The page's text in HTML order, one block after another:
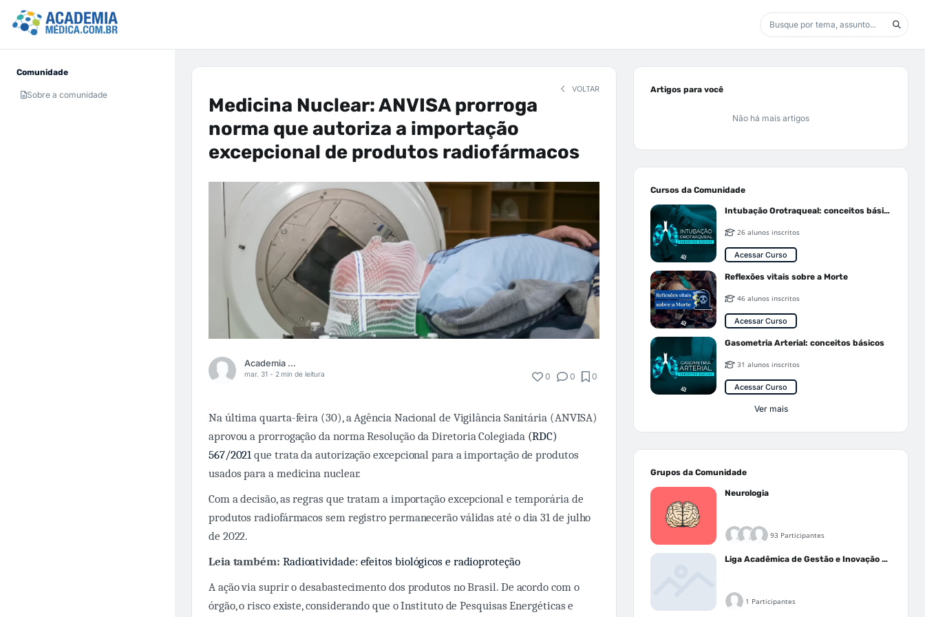
Comunidade
Sobre a comunidade
VOLTAR
Medicina Nuclear: ANVISA prorroga
norma que autoriza a importação
excepcional de produtos radiofármacos
Academia Médica
mar. 31 - 2 min de leitura 0 0 0
Na última quarta-feira (30), a Agência Nacional de Vigilância Sanitária (ANVISA)
aprovou a prorrogação da norma Resolução da Diretoria Colegiada (RDC)
567/2021 que trata da autorização excepcional para a importação de produtos
usados para a medicina nuclear.
Com a decisão, as regras que tratam a importação excepcional e temporária de
produtos radiofármacos sem registro permanecerão válidas até o dia 31 de julho
de 2022.
Leia também: Radioatividade: efeitos biológicos e radioproteção
A ação via suprir o desabastecimento dos produtos no Brasil. De acordo com o
órgão, o risco existe, considerando que o Instituto de Pesquisas Energéticas e
Artigos para você
Não há mais artigos
Cursos da Comunidade
Intubação Orotraqueal: conceitos básicos
26 alunos inscritos
Acessar Curso
Reflexões vitais sobre a Morte
46 alunos inscritos
Acessar Curso
Gasometria Arterial: conceitos básicos
31 alunos inscritos
Acessar Curso
Ver mais
Grupos da Comunidade
Neurologia
93 Participantes
Liga Acadêmica de Gestão e Inovação Médica - LAGIM
1 Participantes